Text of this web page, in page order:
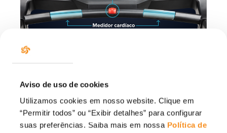
Aviso de uso de cookies
Utilizamos cookies em nosso website. Clique em
“Permitir todos” ou “Exibir detalhes” para configurar
suas preferências. Saiba mais em nossa Política de